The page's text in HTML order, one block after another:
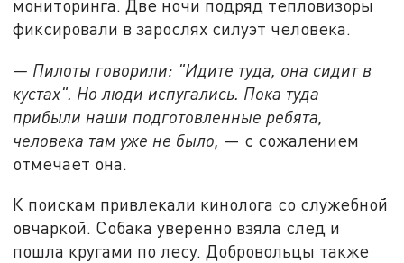
мониторинга. Две ночи подряд тепловизоры
фиксировали в зарослях силуэт человека.
— Пилоты говорили: "Идите туда, она сидит в
кустах". Но люди испугались. Пока туда
прибыли наши подготовленные ребята,
человека там уже не было, — с сожалением
отмечает она.
К поискам привлекали кинолога со служебной
овчаркой. Собака уверенно взяла след и
пошла кругами по лесу. Добровольцы также